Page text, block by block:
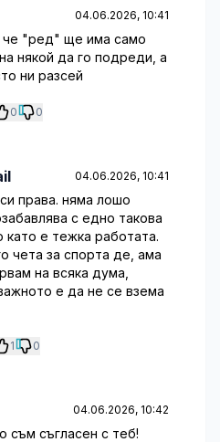
04.06.2026, 10:41
че "ред" ще има само
някой да го подреди, а
ни разсей
0 0
04.06.2026, 10:41
права. няма лошо
с едно такова
е тежка работата.
чета за спорта де, ама
на всяка дума,
е да не се взема
1 0
04.06.2026, 10:42
съм съгласен с теб!